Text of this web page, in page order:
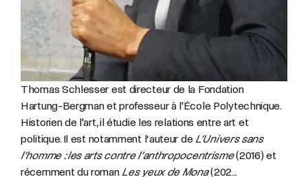
Thomas Schlesser est directeur de la Fondation
Hartung-Bergman et professeur à l'École Polytechnique.
Historien de l'art, il étudie les relations entre art et
politique. Il est notamment l’auteur de L’Univers sans
l’homme : les arts contre l’anthropocentrisme(2016) et
récemment du roman Les yeux de Mona(202...